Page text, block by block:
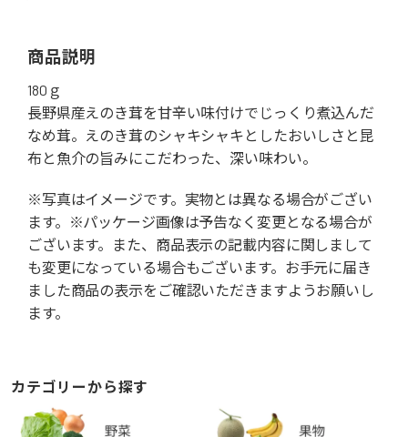
商品説明
180ｇ
長野県産えのき茸を甘辛い味付けでじっくり煮込んだ
なめ茸。えのき茸のシャキシャキとしたおいしさと昆
布と魚介の旨みにこだわった、深い味わい。
※写真はイメージです。実物とは異なる場合がござい
ます。※パッケージ画像は予告なく変更となる場合が
ございます。また、商品表示の記載内容に関しまして
も変更になっている場合もございます。お手元に届き
ました商品の表示をご確認いただきますようお願いし
ます。
カテゴリーから探す